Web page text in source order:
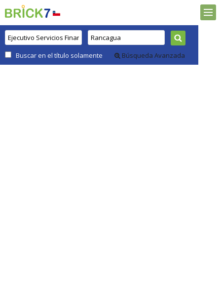
Buscar en el título solamente Búsqueda Avanzada